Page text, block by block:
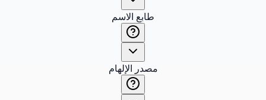
طابع الاسم
مصدر الإلهام